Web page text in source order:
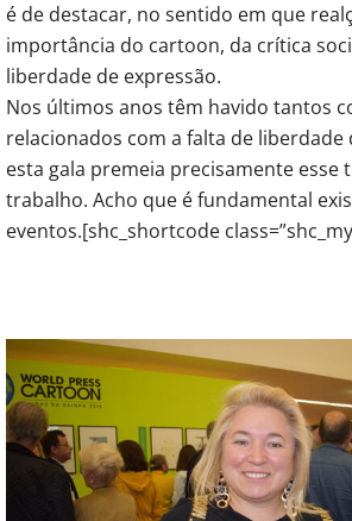
é de destacar, no sentido em que
importância do cartoon, da crítica
liberdade de expressão.
Nos últimos anos têm havido tantos
relacionados com a falta de liberdade
esta gala premeia precisamente esse
trabalho. Acho que é fundamental
eventos.[shc_shortcode